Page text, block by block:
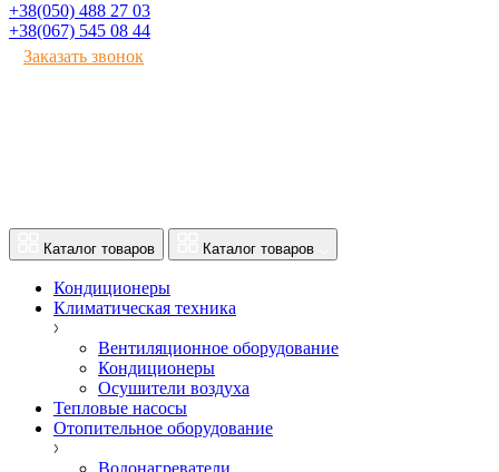
+38(050) 488 27 03
+38(067) 545 08 44
Заказать звонок
Каталог товаров Каталог товаров
Кондиционеры
Климатическая техника
Вентиляционное оборудование
Кондиционеры
Осушители воздуха
Тепловые насосы
Отопительное оборудование
Водонагреватели